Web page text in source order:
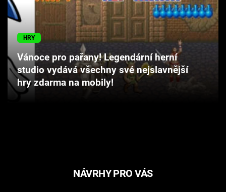
Hry
Cool Esport
Pořady
TV Program
HRY
Vánoce pro pařany! Legendární herní
studio vydává všechny své nejslavnější
hry zdarma na mobily!
NÁVRHY PRO VÁS